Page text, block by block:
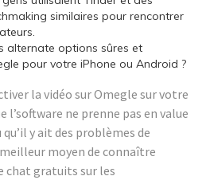
similaires pour rencontrer
alternate options sûres et
pour votre iPhone ou Android ?
la vidéo sur Omegle sur votre
l’software ne prenne pas en value
y ait des problèmes de
moyen de connaître
chat gratuits sur les